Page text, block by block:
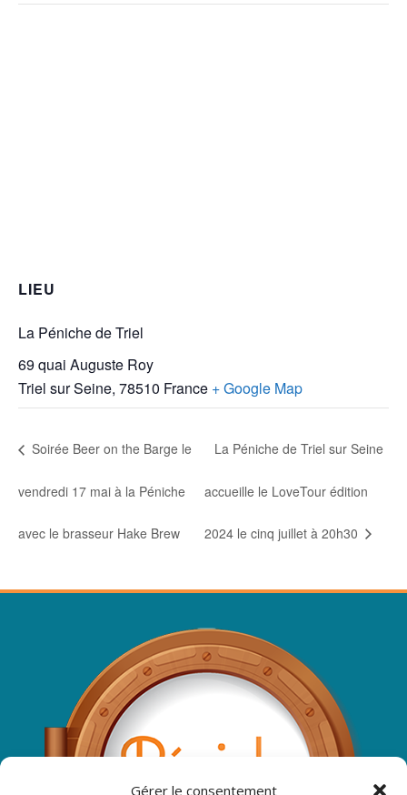
Gérer le consentement
LIEU
La Péniche de Triel
69 quai Auguste Roy
Triel sur Seine, 78510 France + Google Map
Soirée Beer on the Barge le
vendredi 17 mai à la Péniche
avec le brasseur Hake Brew
La Péniche de Triel sur Seine
accueille le LoveTour édition
2024 le cinq juillet à 20h30